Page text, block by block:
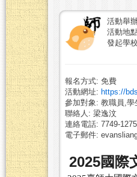
活動舉
活動地
發起學
報名方式: 免費
活動網址: https://
參加對象: 教職員,學
聯絡人: 梁逸汶
連絡電話: 7749-1275
電子郵件:
2025國